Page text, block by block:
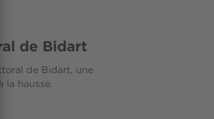
de Bidart
de Bidart, une
la hausse.